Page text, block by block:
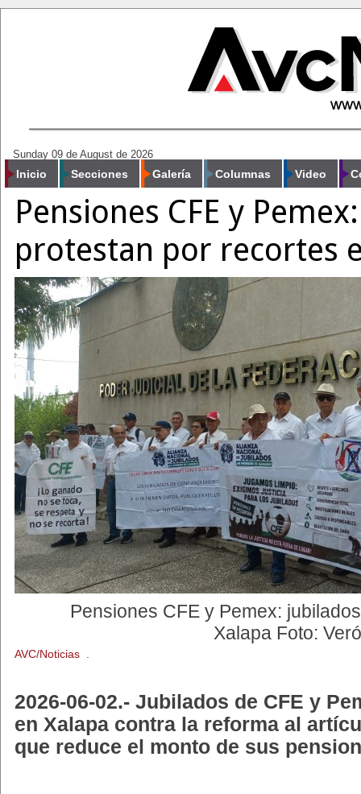
Sunday 09 de August de 2026
Inicio Secciones Galería Columnas Video
Pensiones CFE y
protestan por recortes
Pensiones CFE y Pemex:
Xalapa Foto:
AVC/Noticias .
2026-06-02.- Jubilados de CFE y
en Xalapa contra la reforma al
que reduce el monto de sus